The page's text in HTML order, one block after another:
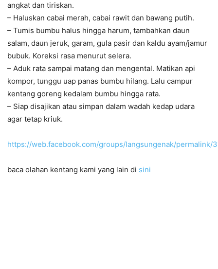
angkat dan tiriskan.
– Haluskan cabai merah, cabai rawit dan bawang putih.
– Tumis bumbu halus hingga harum, tambahkan daun
salam, daun jeruk, garam, gula pasir dan kaldu ayam/jamur
bubuk. Koreksi rasa menurut selera.
– Aduk rata sampai matang dan mengental. Matikan api
kompor, tunggu uap panas bumbu hilang. Lalu campur
kentang goreng kedalam bumbu hingga rata.
– Siap disajikan atau simpan dalam wadah kedap udara
agar tetap kriuk.
https://web.facebook.com/groups/langsungenak/permalink/
baca olahan kentang kami yang lain di sini